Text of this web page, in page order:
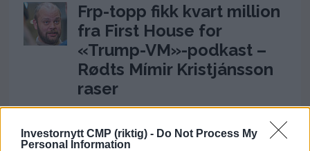
Investornytt CMP (riktig) - Do Not Process My
Personal Information
Frp-topp fikk kvart million
fra First House for
«Trump-VM»-podkast –
Rødts Mímir Kristjánsson
raser
22. juli 2026 - 09:00
ANNONSE